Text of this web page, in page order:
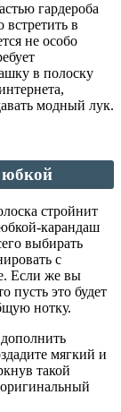
гардероба
в
не особо
в полоску
модный лук.
юбкой
стройнит
карандаш
выбирать
с
Если же вы
пусть это будет
нотку.
мягкий и
такой